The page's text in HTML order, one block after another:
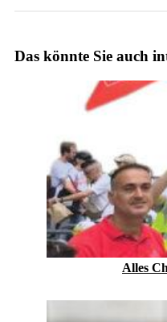
Das könnte Sie auch
Alles